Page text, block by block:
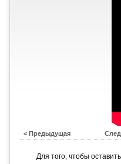
< Предыдущая
Для того, чтобы